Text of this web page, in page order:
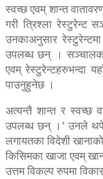
स्वच्छ एवम् शान्त
गरी त्रिश्ला रेस्टुरेन्ट
उनकाअनुसार
उपलब्ध छन् । सञ्चालक
एवम् रेस्टुरेन्टहरुभन्दा
पाउनुहुनेछ ।
अत्यन्तै शान्त र स्वच्छ
उपलब्ध छन् ।’ उनले थपे,
लगायतका विदेशी
किसिमका खाजा एवम्
उत्तम विकल्प रुपमा